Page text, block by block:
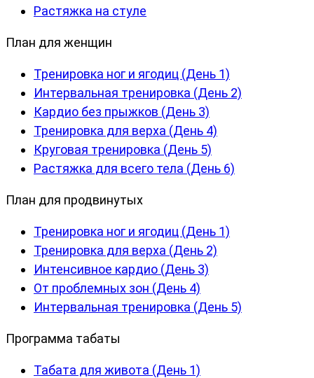
Растяжка на стуле
План для женщин
Тренировка ног и ягодиц (День 1)
Интервальная тренировка (День 2)
Кардио без прыжков (День 3)
Тренировка для верха (День 4)
Круговая тренировка (День 5)
Растяжка для всего тела (День 6)
План для продвинутых
Тренировка ног и ягодиц (День 1)
Тренировка для верха (День 2)
Интенсивное кардио (День 3)
От проблемных зон (День 4)
Интервальная тренировка (День 5)
Программа табаты
Табата для живота (День 1)